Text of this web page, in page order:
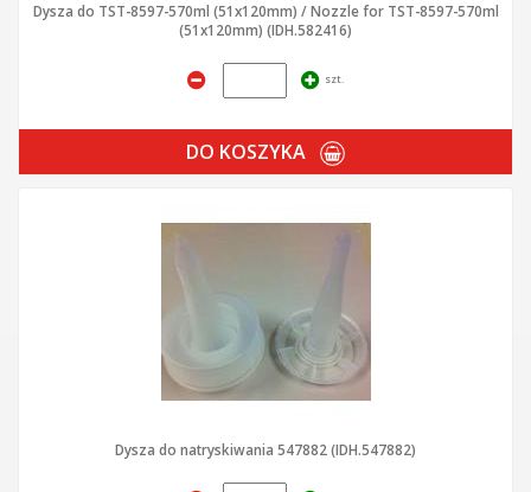
Dysza do TST-8597-570ml (51x120mm) / Nozzle for TST-8597-570ml
(51x120mm) (IDH.582416)
szt.
DO KOSZYKA
Dysza do natryskiwania 547882 (IDH.547882)